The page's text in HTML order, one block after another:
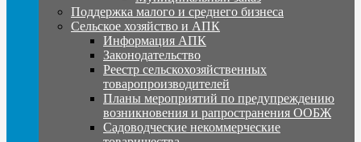
Поддержка малого и среднего бизнеса
Сельское хозяйство и АПК
Информация АПК
Законодательство
Реестр сельскохозяйственных
товаропроизводителей
Планы мероприятий по предупреждению
возникновения и рапространения ООБЖ
Садоводческие некоммерческие